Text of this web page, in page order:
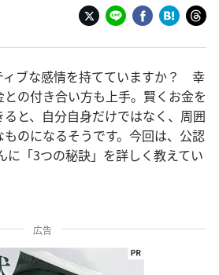
ィブな感情を持てていますか？ 幸
の付き合い方も上手。賢くお金を
と、自分自身だけではなく、周囲
のになるそうです。今回は、公認
に「3つの秘訣」を詳しく教えてい
広告